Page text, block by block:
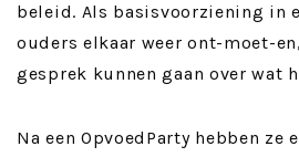
beleid. Als basisvoorziening in
ouders elkaar weer ont-moet-
gesprek kunnen gaan over wat
Na een OpvoedParty hebben ze